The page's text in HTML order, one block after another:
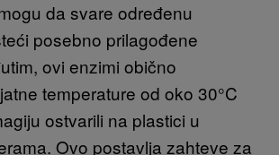
da svare određenu
posebno prilagođene
ovi enzimi obično
temperature od oko 30°C
ostvarili na plastici u
Ovo postavlja zahteve za